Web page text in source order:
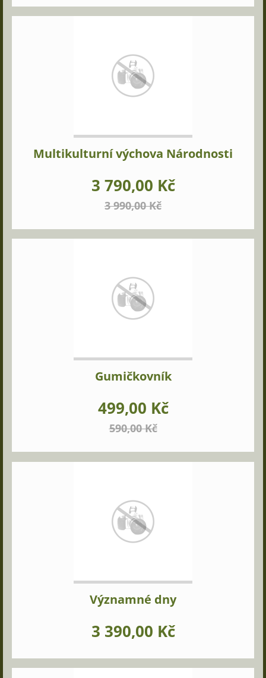
Multikulturní výchova Národnosti
3 790,00 Kč
3 990,00 Kč
Gumičkovník
499,00 Kč
590,00 Kč
Významné dny
3 390,00 Kč